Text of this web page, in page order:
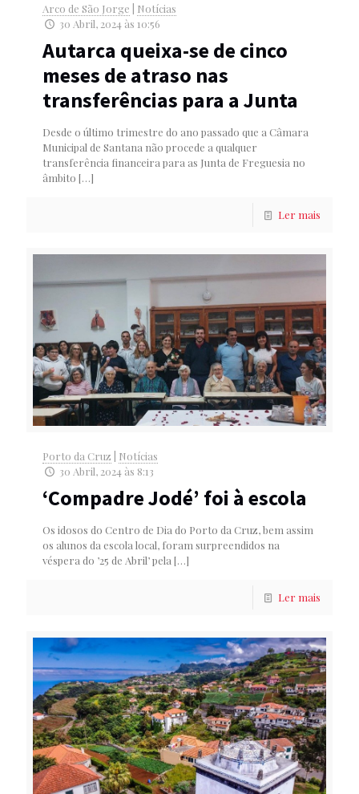
Arco de São Jorge
Notícias
30 Abril, 2024 às 10:56
Autarca queixa-se de cinco
meses de atraso nas
transferências para a Junta
Desde o último trimestre do ano passado que a Câmara
Municipal de Santana não procede a qualquer
transferência financeira para as Junta de Freguesia no
âmbito […]
Ler mais
Porto da Cruz
Notícias
30 Abril, 2024 às 8:13
‘Compadre Jodé’ foi à escola
Os idosos do Centro de Dia do Porto da Cruz, bem assim
os alunos da escola local, foram surpreendidos na
véspera do ’25 de Abril’ pela […]
Ler mais